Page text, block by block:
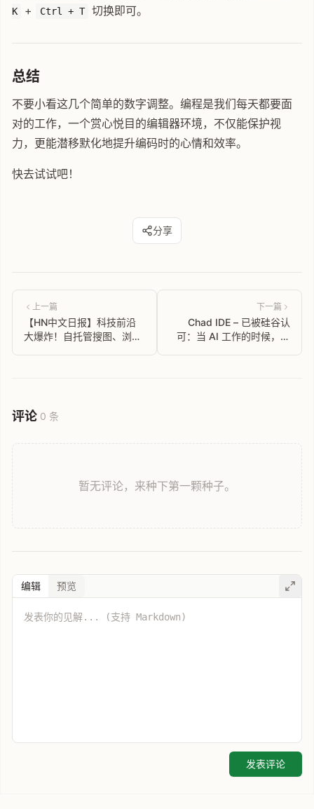
K
+ Ctrl + T 切换即可。
总结
不要小看这几个简单的数字调整。编程是我们每天都要面
对的工作，一个赏心悦目的编辑器环境，不仅能保护视
力，更能潜移默化地提升编码时的心情和效率。
快去试试吧！
分享
上一篇
【HN中文日报】科技前沿
大爆炸！自托管搜图、浏览
下一篇
Chad IDE – 已被硅谷认
可：当 AI 工作的时候，人
评论 0 条
暂无评论，来种下第一颗种子。
编辑 预览
发表评论